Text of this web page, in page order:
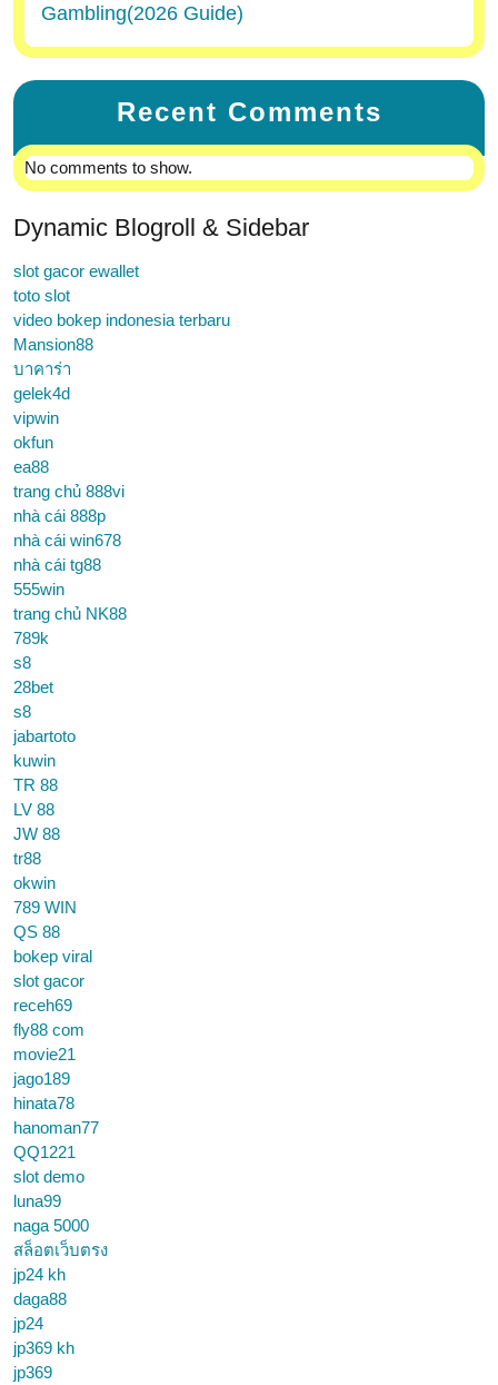
Gambling(2026 Guide)
Recent Comments
No comments to show.
Dynamic Blogroll & Sidebar
slot gacor ewallet
toto slot
video bokep indonesia terbaru
Mansion88
บาคาร่า
gelek4d
vipwin
okfun
ea88
trang chủ 888vi
nhà cái 888p
nhà cái win678
nhà cái tg88
555win
trang chủ NK88
789k
s8
28bet
s8
jabartoto
kuwin
TR 88
LV 88
JW 88
tr88
okwin
789 WIN
QS 88
bokep viral
slot gacor
receh69
fly88 com
movie21
jago189
hinata78
hanoman77
QQ1221
slot demo
luna99
naga 5000
สล็อตเว็บตรง
jp24 kh
daga88
jp24
jp369 kh
jp369